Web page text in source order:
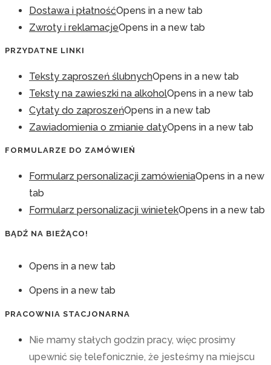
Dostawa i płatnośćOpens in a new tab
Zwroty i reklamacjeOpens in a new tab
PRZYDATNE LINKI
Teksty zaproszeń ślubnychOpens in a new tab
Teksty na zawieszki na alkoholOpens in a new tab
Cytaty do zaproszeńOpens in a new tab
Zawiadomienia o zmianie datyOpens in a new tab
FORMULARZE DO ZAMÓWIEŃ
Formularz personalizacji zamówieniaOpens in a new
tab
Formularz personalizacji winietekOpens in a new tab
BĄDŹ NA BIEŻĄCO!
Opens in a new tab
Opens in a new tab
PRACOWNIA STACJONARNA
Nie mamy stałych godzin pracy, więc prosimy
upewnić się telefonicznie, że jesteśmy na miejscu